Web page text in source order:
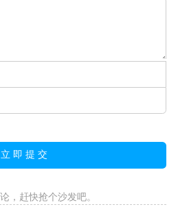
，赶快抢个沙发吧。